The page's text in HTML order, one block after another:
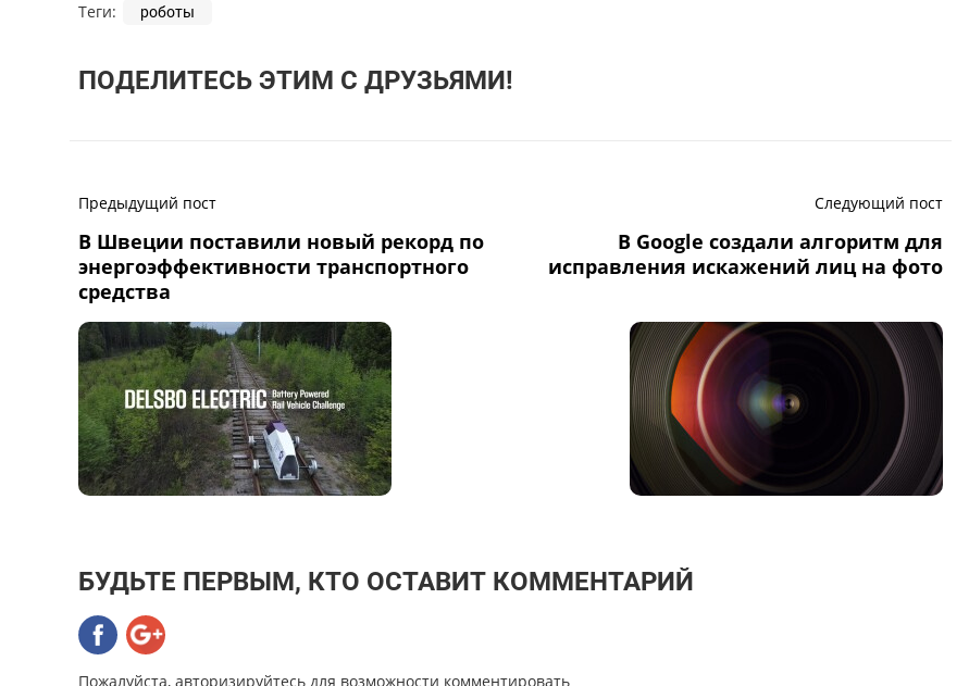
Теги: роботы
ПОДЕЛИТЕСЬ ЭТИМ С ДРУЗЬЯМИ!
Предыдущий пост
В Швеции поставили новый рекорд по
энергоэффективности транспортного
средства
Следующий пост
В Google создали алгоритм для
исправления искажений лиц на фото
БУДЬТЕ ПЕРВЫМ, КТО ОСТАВИТ КОММЕНТАРИЙ
Пожалуйста, авторизируйтесь для возможности комментировать